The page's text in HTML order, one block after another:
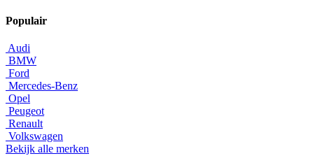
Populair
Audi
BMW
Ford
Mercedes-Benz
Opel
Peugeot
Renault
Volkswagen
Bekijk alle merken